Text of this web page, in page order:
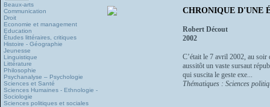
Beaux-arts
Communication
Droit
Economie et management
Education
Études littéraires, critiques
Histoire - Géographie
Jeunesse
Linguistique
Littérature
Philosophie
Psychanalyse – Psychologie
Sciences et Santé
Sciences Humaines - Ethnologie -
Sociologie
Sciences politiques et sociales
CHRONIQUE D'UNE
Robert Décout
2002
C’était le 7 avril 2002, au soir
aussitôt un vaste sursaut
qui suscita le geste exe...
Thématiques : Sciences